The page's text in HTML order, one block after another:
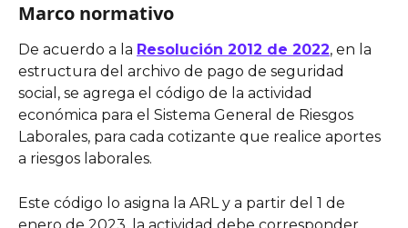
Marco normativo
De acuerdo a la Resolución 2012 de 2022, en la
estructura del archivo de pago de seguridad
social, se agrega el código de la actividad
económica para el Sistema General de Riesgos
Laborales, para cada cotizante que realice aportes
a riesgos laborales.
Este código lo asigna la ARL y a partir del 1 de